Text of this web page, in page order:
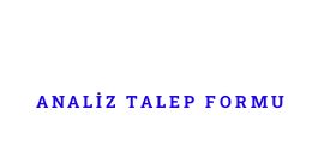
ANALİZ TALEP FORMU